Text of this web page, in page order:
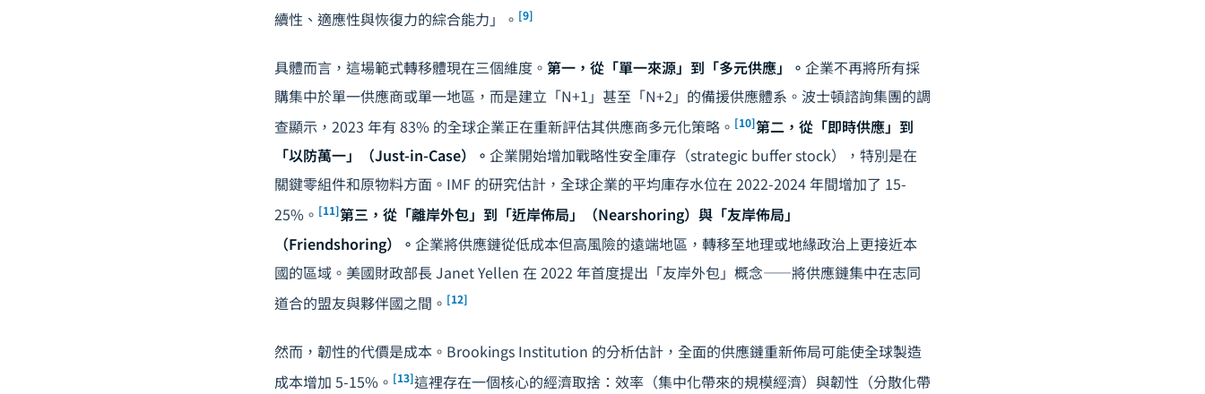
續性、適應性與恢復力的綜合能力」。 [9]
具體而言，這場範式轉移體現在三個維度。 第一，從「單一來源」到「多元供應」。 企業不再將所有採
購集中於單一供應商或單一地區，而是建立「N+1」甚至「N+2」的備援供應體系。波士頓諮詢集團的調
查顯示，2023 年有 83% 的全球企業正在重新評估其供應商多元化策略。 [10]第二，從「即時供應」到
「以防萬一」（Just-in-Case）。 企業開始增加戰略性安全庫存（strategic buffer stock），特別是在
關鍵零組件和原物料方面。IMF 的研究估計，全球企業的平均庫存水位在 2022-2024 年間增加了 15-
25%。 [11]第三，從「離岸外包」到「近岸佈局」（Nearshoring）與「友岸佈局」
（Friendshoring）。 企業將供應鏈從低成本但高風險的遠端地區，轉移至地理或地緣政治上更接近本
國的區域。美國財政部長 Janet Yellen 在 2022 年首度提出「友岸外包」概念——將供應鏈集中在志同
道合的盟友與夥伴國之間。 [12]
然而，韌性的代價是成本。Brookings Institution 的分析估計，全面的供應鏈重新佈局可能使全球製造
成本增加 5-15%。 [13]這裡存在一個核心的經濟取捨：效率（集中化帶來的規模經濟）與韌性（分散化帶